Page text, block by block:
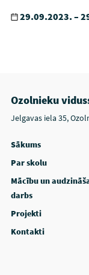
29.09.2023. –
Ozolnieku
Jelgavas iela 35,
Sākums
Par skolu
Mācību un
darbs
Projekti
Kontakti